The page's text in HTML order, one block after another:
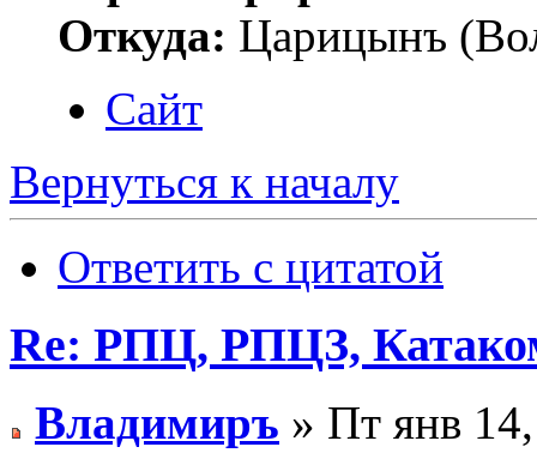
Откуда: Царицынъ
Сайт
Вернуться к началу
Ответить с цитатой
Re: РПЦ, РПЦЗ,
Владимиръ » Пт янв